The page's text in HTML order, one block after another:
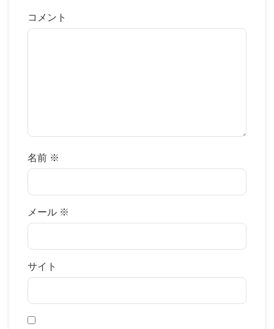
コメント
名前 ※
メール ※
サイト